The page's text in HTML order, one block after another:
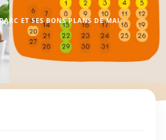
ET SES BONS PLANS DE MAI